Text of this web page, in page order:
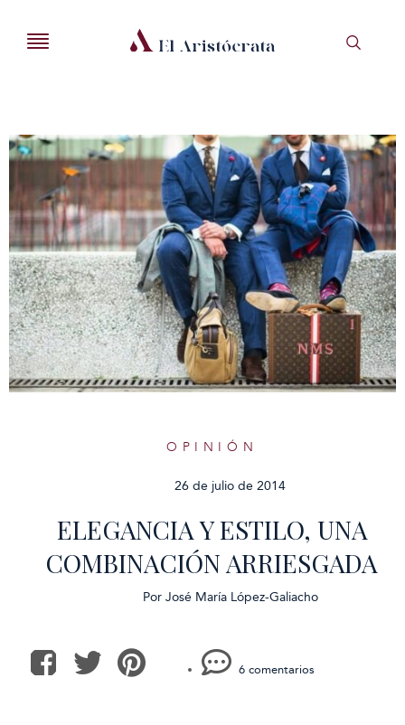
OPINIÓN
26 de julio de 2014
ELEGANCIA Y ESTILO, UNA
COMBINACIÓN ARRIESGADA
Por José María López-Galiacho
6 comentarios